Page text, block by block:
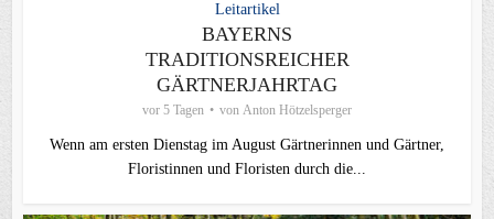
Leitartikel
BAYERNS
TRADITIONSREICHER
GÄRTNERJAHRTAG
vor 5 Tagen von Anton Hötzelsperger
Wenn am ersten Dienstag im August Gärtnerinnen und Gärtner,
Floristinnen und Floristen durch die...